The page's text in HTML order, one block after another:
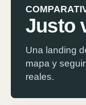
Justo
Una landing
mapa y
reales.